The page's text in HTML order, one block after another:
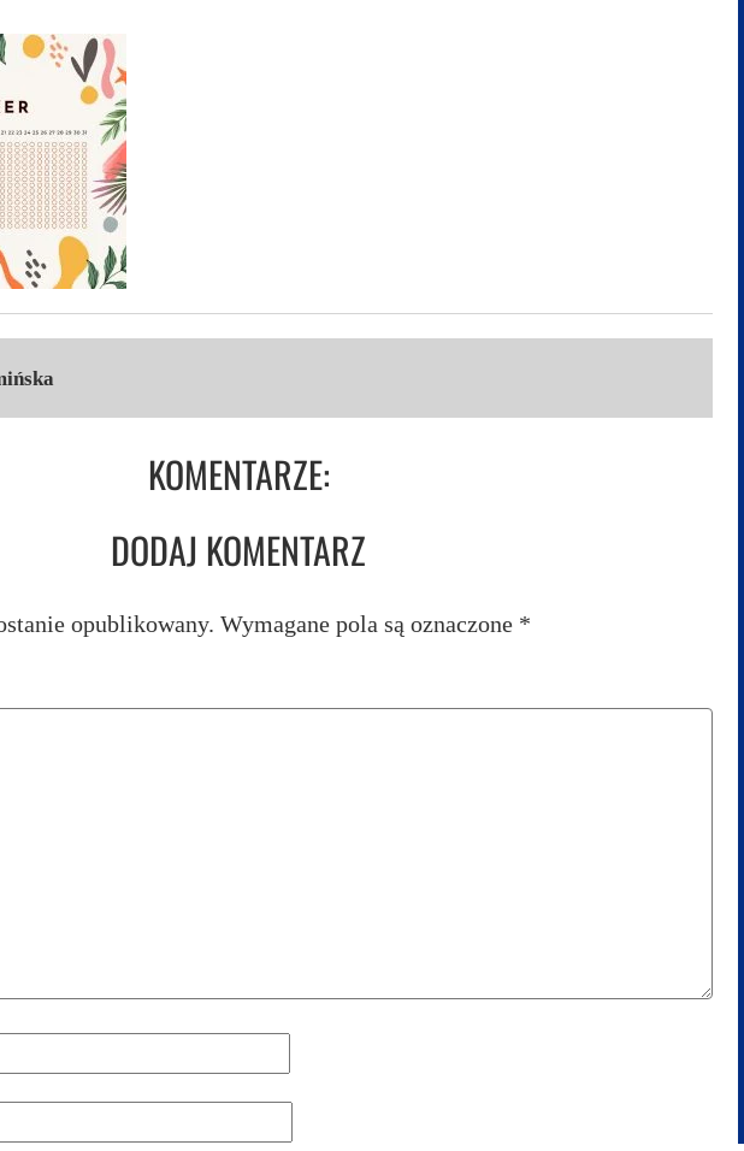
KOMENTARZE:
DODAJ KOMENTARZ
opublikowany. Wymagane pola są oznaczone *